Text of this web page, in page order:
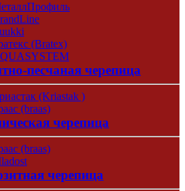
(Bratex)
песчаная черепица
(Kriastak )
(braas)
черепица
(braas)
черепица